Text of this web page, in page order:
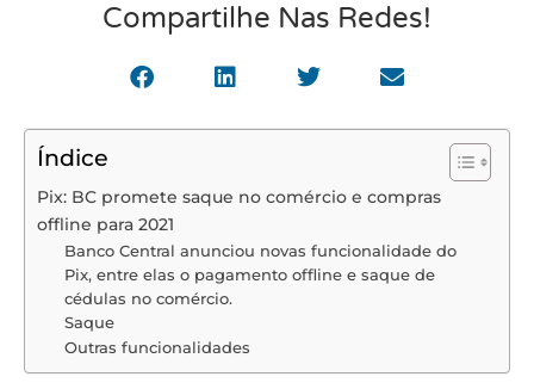
Compartilhe Nas Redes!
Índice
Pix: BC promete saque no comércio e compras
offline para 2021
Banco Central anunciou novas funcionalidade do
Pix, entre elas o pagamento offline e saque de
cédulas no comércio.
Saque
Outras funcionalidades